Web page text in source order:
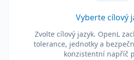
Vyberte cílový
Zvolte cílový jazyk. OpenL
tolerance, jednotky a
konzistentní napříč